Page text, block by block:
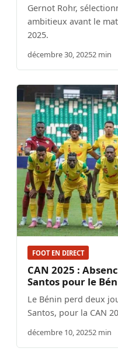
Gernot Rohr,
ambitieux avant le
2025.
décembre 30, 20252 min
FOOT EN DIRECT
CAN 2025 :
Santos pour le
Le Bénin perd deux
Santos, pour la CAN
décembre 10, 20252 min